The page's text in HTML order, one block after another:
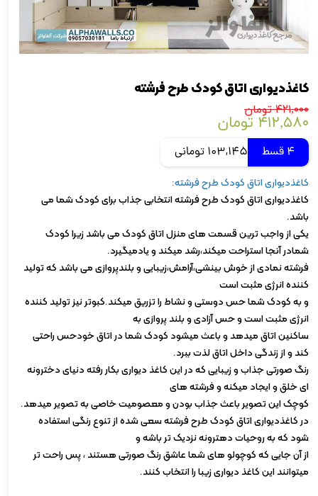
کاغذدیواری اتاق کودک طرح فرشته
۴۲۱,۰۰۰ تومان
۴۱۲,۵۸۰ تومان
4 قسط
103,145 تومانی
کاغذدیواری اتاق کودک طرح فرشته:
کاغذدیواری اتاق کودک طرح فرشته انتخابی جذاب برای کودک شما می
باشد.
یکی از واجب ترین قسمت های منزل اتاق کودک می باشد زیرا کودک
شمادر آنجا استراحت میکند،رشد میکند و یادمیگیرد.
فرشته نمادی از خوش بینشی،آرامش،زیبایی و بلندپروازی می باشد که تولید
کننده انرژی مثبت است
و به کودک شما حس دوستی و نشاط را تزریق میکند.کبوتر نیز تولید کننده
انرژی مثبت است و حس آزادی و بلند پروازی به
ساکنین اتاق میدهد و باعث میشود کودک شما در اتاق خودحس راحتی
کند و از زندگی داخل اتاق لذت ببرد.
رنگ صورتی جذاب و زیبایی که در این کاغذ دیواری بکار رفته دنیای دخترونه
ای خلق و ایجاد میکنه و فرشته های
کوچک این تصویر باعث جذاب بودن و معصومیت خاصی به تصویر میدهد.
در کاغذدیواری اتاق کودک طرح فرشته سعی شده از تنوع رنگی استفاده
شود که به روحیات دهترونه نزدیک تر باشه و
از آن جایی که کوچولو های شما عاشق رنگ صورتی هستند ، پس راحت تر
میتوانند این کاغذ دیواری زیبا را انتخاب کنند.